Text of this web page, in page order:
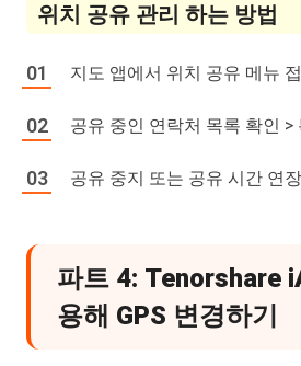
위치 공유 관리 하는 방법
지도 앱에서 위치 공유 메뉴
공유 중인 연락처 목록 확인 >
공유 중지 또는 공유 시간 연
파트 4: Tenorshare
용해 GPS 변경하기